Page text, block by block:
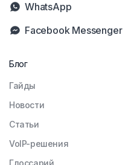
Facebook Messenger
WhatsApp
Блог
Гайды
Новости
Статьи
VoIP-решения
Глоссарий